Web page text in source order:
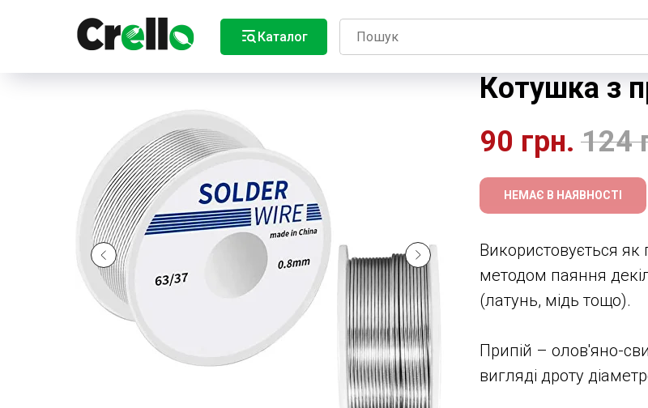
Каталог
Котушка з
90 грн. 124
НЕМАЄ В НАЯВНОСТІ
Використовується
методом паяння
(латунь, мідь тощо).
Припій – олов'яно-
вигляді дроту